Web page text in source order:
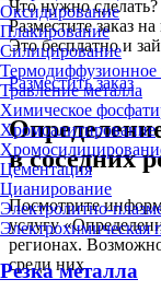
Оксидирование
Плакирование
Силицирование
Термодиффузионное
Травление металла
Химическое
Хромоалитирование
Цементация
Цианирование
Электролитно-
Электрохимическая
Резка металла
Что нужно сделать?
Разместите заказ
Это бесплатно и
Разместить заказ
в соседних
Посмотрите
услугу
регионах.
среди них.